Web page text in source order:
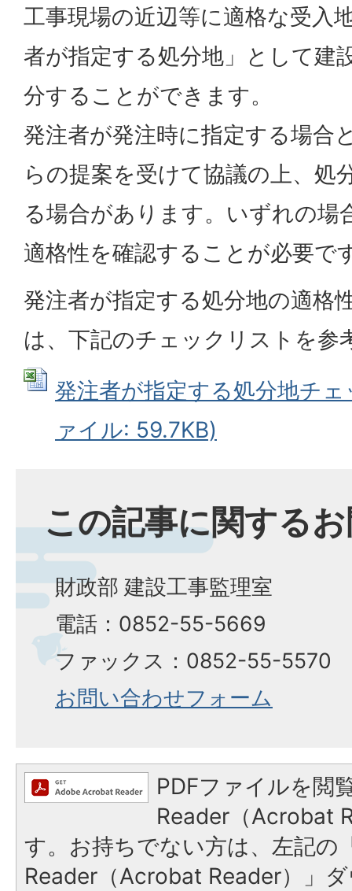
工事現場の近辺等に適格な受入
者が指定する処分地」として建
分することができます。
発注者が発注時に指定する場合
らの提案を受けて協議の上、処
る場合があります。いずれの場
適格性を確認することが必要で
発注者が指定する処分地の適格
は、下記のチェックリストを参
発注者が指定する処分地チ
ァイル: 59.7KB)
この記事に関する
財政部 建設工事監理室
電話：0852-55-5669
ファックス：0852-55-5570
お問い合わせフォーム
PDFファイルを閲
Reader（Acrobat
す。お持ちでない方は、左記の
Reader（Acrobat Reader）」